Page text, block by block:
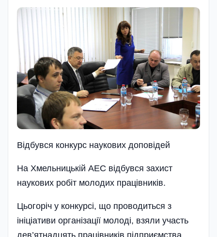
Відбувся конкурс наукових доповідей
На Хмельницькій АЕС відбувся захист
наукових робіт молодих працівників.
Цьогоріч у конкурсі, що проводиться з
ініціативи організації молоді, взяли участь
дев’ятнадцять працівників підприємства